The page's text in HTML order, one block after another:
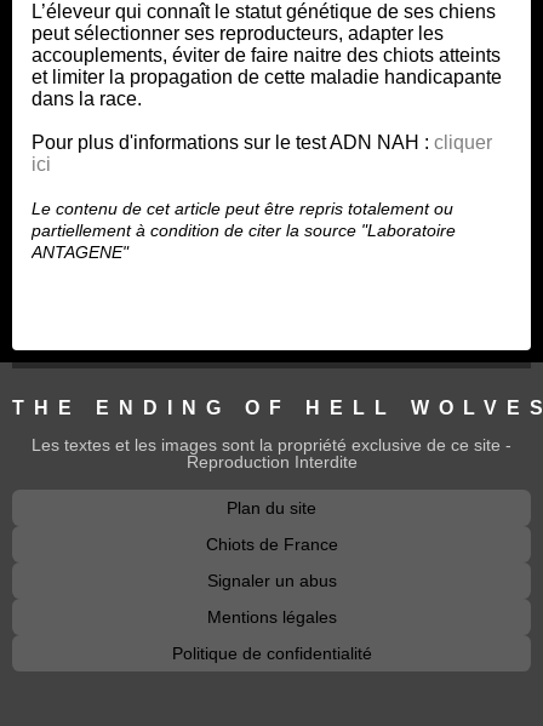
L’éleveur qui connaît le statut génétique de ses chiens
peut sélectionner ses reproducteurs, adapter les
accouplements, éviter de faire naitre des chiots atteints
et limiter la propagation de cette maladie handicapante
dans la race.
Pour plus d'informations sur le test ADN NAH : cliquer
ici
Le contenu de cet article peut être repris totalement ou
partiellement à condition de citer la source "Laboratoire
ANTAGENE"
THE ENDING OF HELL
Les textes et les images sont la propriété exclusive de ce site -
Reproduction Interdite
Plan du site
Chiots de France
Signaler un abus
Mentions légales
Politique de confidentialité